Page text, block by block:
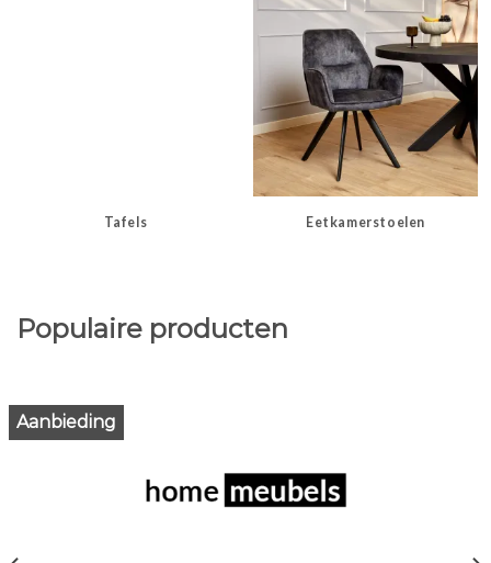
Tafels Eetkamerstoelen
Populaire producten
Aanbieding